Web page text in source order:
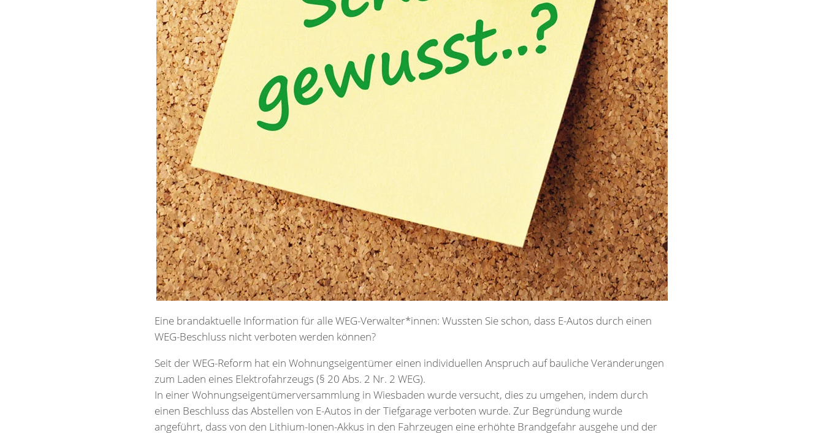
Eine brandaktuelle Information für alle WEG-Verwalter*innen: Wussten Sie schon, dass E-Autos durch einen
WEG-Beschluss nicht verboten werden können?
Seit der WEG-Reform hat ein Wohnungseigentümer einen individuellen Anspruch auf bauliche Veränderungen
zum Laden eines Elektrofahrzeugs (§ 20 Abs. 2 Nr. 2 WEG).
In einer Wohnungseigentümerversammlung in Wiesbaden wurde versucht, dies zu umgehen, indem durch
einen Beschluss das Abstellen von E-Autos in der Tiefgarage verboten wurde. Zur Begründung wurde
angeführt, dass von den Lithium-Ionen-Akkus in den Fahrzeugen eine erhöhte Brandgefahr ausgehe und der